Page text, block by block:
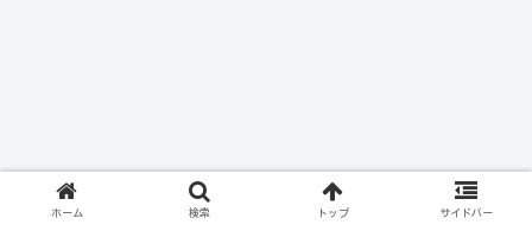
ホーム 検索 トップ サイドバー